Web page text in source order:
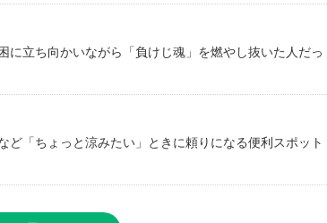
立ち向かいながら「負けじ魂」を燃やし抜いた人だっ
ど「ちょっと涼みたい」ときに頼りになる便利スポット